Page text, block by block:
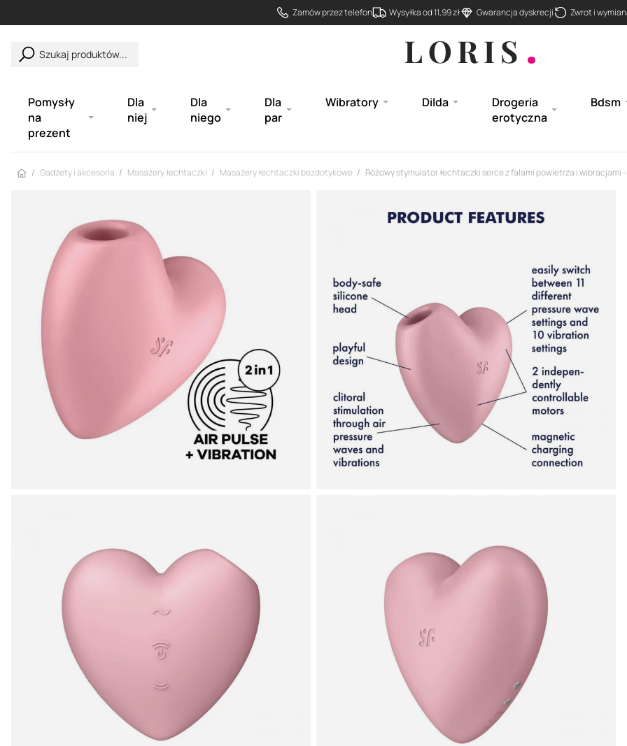
Zamów przez telefon Wysyłka od 11,99 zł Gwarancja dyskrecji Zwrot i
Szukaj produktów...
Pomysły
na
prezent
Dla
niej
Dla
niego
Dla
par
Wibratory Dilda
Drogeria
erotyczna
Bdsm
Strona główna
Gadżety i akcesoria Masażery łechtaczki Masażery łechtaczki bezdotykowe Różowy stymulator łechtaczki serce z falami powietrza i wibracjami